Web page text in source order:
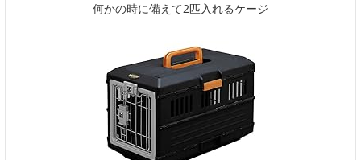
何かの時に備えて2匹入れるケージ